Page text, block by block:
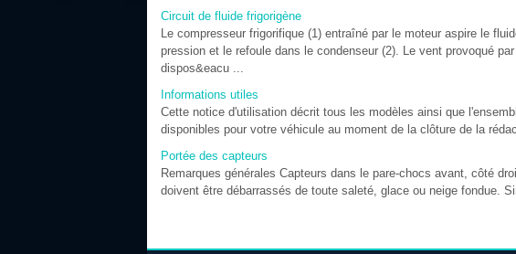
Circuit de fluide frigorigène
Le compresseur frigorifique (1) entraîné par le moteur aspire le
pression et le refoule dans le condenseur (2). Le vent provoqué
dispos&eacu ...
Informations utiles
Cette notice d'utilisation décrit tous les modèles ainsi que
disponibles pour votre véhicule au moment de la clôture de la
Portée des capteurs
Remarques générales Capteurs dans le pare-chocs avant, côté
doivent être débarrassés de toute saleté, glace ou neige fondue.